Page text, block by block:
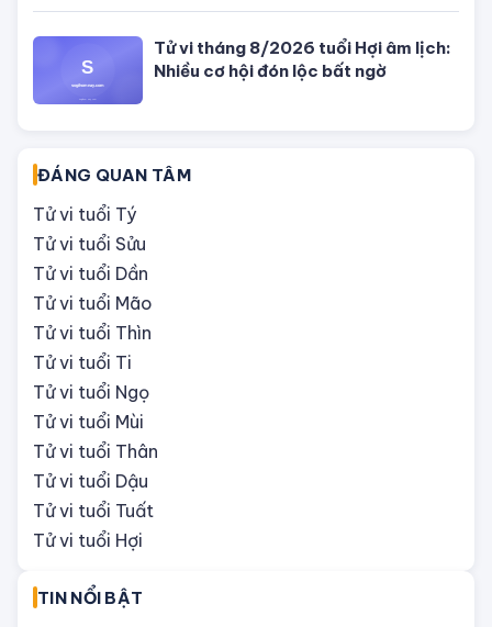
Tử vi tháng 8/2026 tuổi Hợi âm lịch:
ĐÁNG QUAN TÂM
Tử vi tuổi Tý
Tử vi tuổi Sửu
Tử vi tuổi Dần
Tử vi tuổi Mão
Tử vi tuổi Thìn
Tử vi tuổi Ti
Tử vi tuổi Ngọ
Tử vi tuổi Mùi
Tử vi tuổi Thân
Tử vi tuổi Dậu
Tử vi tuổi Tuất